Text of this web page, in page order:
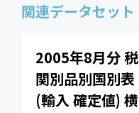
関連データセット
2005年8月分 税
関別品別国別表
(輸入 確定値) 横